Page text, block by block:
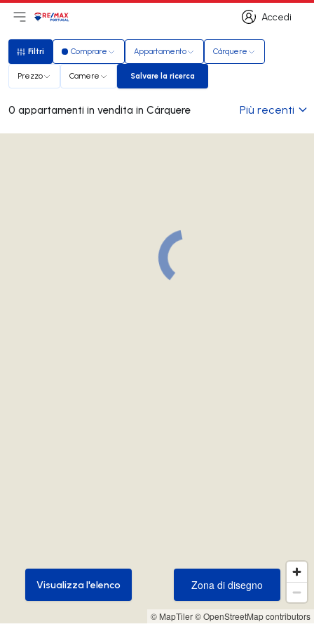
Accedi
Accedi
Apri il menu principale
LogoVai alla homepage
Filtri
Filtri Comprare Appartamento Cárquere
Prezzo Camere Salvare la ricerca
Salvare la ricerca
0 appartamenti in vendita in Cárquere Più recenti
© MapTiler© OpenStreetMap contributors
Zona di disegno
Zona di disegno
Visualizza l'elenco
Visualizza l'elenco